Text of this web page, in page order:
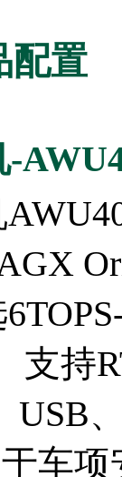
配置
支持
USB
车